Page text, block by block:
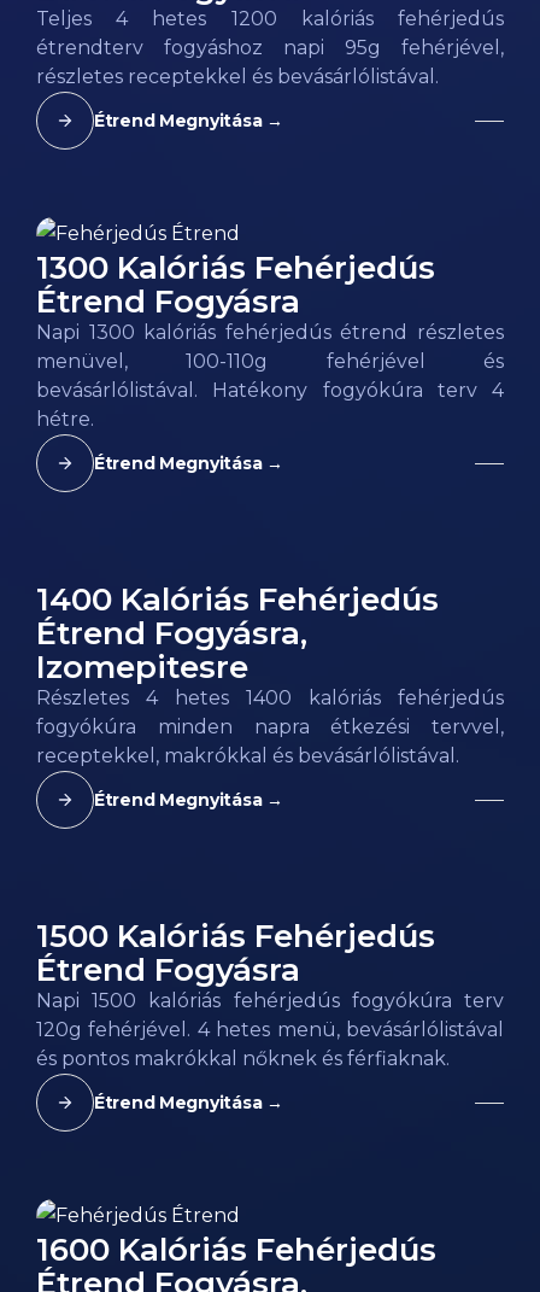
Teljes 4 hetes 1200 kalóriás fehérjedús
étrendterv fogyáshoz napi 95g fehérjével,
részletes receptekkel és bevásárlólistával.
Étrend Megnyitása →
1300 Kalóriás Fehérjedús
Étrend Fogyásra
Napi 1300 kalóriás fehérjedús étrend részletes
menüvel, 100-110g fehérjével és
bevásárlólistával. Hatékony fogyókúra terv 4
hétre.
Étrend Megnyitása →
1400 Kalóriás Fehérjedús
Étrend Fogyásra,
Izomepitesre
Részletes 4 hetes 1400 kalóriás fehérjedús
fogyókúra minden napra étkezési tervvel,
receptekkel, makrókkal és bevásárlólistával.
Étrend Megnyitása →
1500 Kalóriás Fehérjedús
Étrend Fogyásra
Napi 1500 kalóriás fehérjedús fogyókúra terv
120g fehérjével. 4 hetes menü, bevásárlólistával
és pontos makrókkal nőknek és férfiaknak.
Étrend Megnyitása →
1600 Kalóriás Fehérjedús
Étrend Fogyásra,